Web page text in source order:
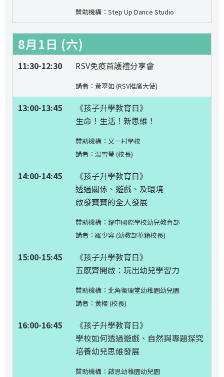
贊助機構：Step Up Dance Studio
8月1日 (六)
11:30-12:30 RSV免疫首護禮分享會
講者：黃翠如 (RSV推廣大使)
13:00-13:45
《孩子升學教育日》
生命！生活！新思維！
贊助機構：又一村學校
講者：温雪瑩 (校長)
14:00-14:45
《孩子升學教育日》
透過關係、遊戲、及環境
啟發寶寶的全人發展
贊助機構：耀中國際學校幼兒教育部
講者：羅少容 (幼教部華籍校長)
15:00-15:45
《孩子升學教育日》
五感齊開啟：玩出幼兒學習力
贊助機構：北角衞理堂幼稚園幼兒園
講者：黃櫻 (校長)
16:00-16:45
《孩子升學教育日》
學校如何透過遊戲、自然與專題探究
培養幼兒思維發展
贊助機構：啟思幼稚園幼兒園